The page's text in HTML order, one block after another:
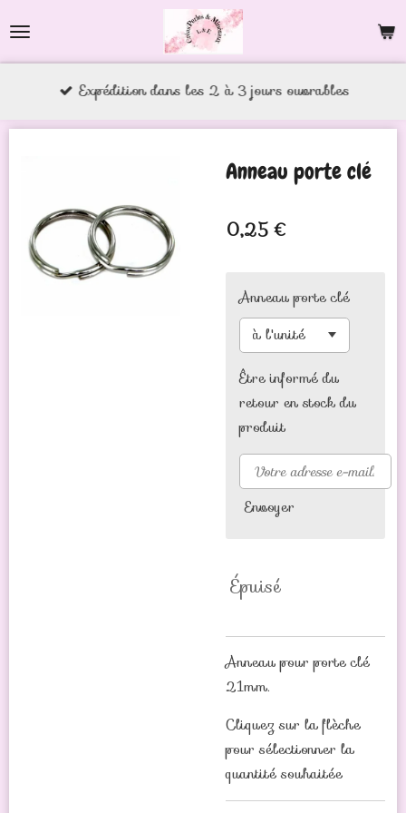
principal
Expédition dans les 2 à 3 jours ouvrables
Anneau porte clé
0,25 €
Anneau porte clé
Être informé du
retour en stock du
produit
Envoyer
Épuisé
Anneau pour porte clé
21mm.
Cliquez sur la flèche
pour sélectionner la
quantité souhaitée